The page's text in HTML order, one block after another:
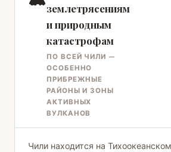
землетрясениям
и природным
катастрофам
ПО ВСЕЙ ЧИЛИ —
ОСОБЕННО
ПРИБРЕЖНЫЕ
РАЙОНЫ И ЗОНЫ
АКТИВНЫХ
ВУЛКАНОВ
Чили находится на